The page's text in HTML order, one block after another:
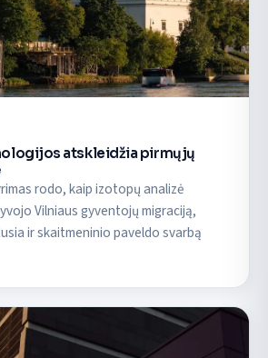
atskleidžia pirmųjų
rodo, kaip izotopų analizė
Vilniaus gyventojų migraciją,
ir skaitmeninio paveldo svarbą